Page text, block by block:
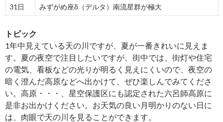
31日 みずがめ座δ（デルタ）南流星群が極大
トピック
1年中見えている天の川ですが、夏が一番きれいに見えま
す。夏の夜空で注目したいですが、街中では、街灯や住宅
の電気、看板などの光りが明るく見えにくいので、夜空の
暗く澄んだ高原などへ出かけて、ぜひ楽しんでみてくださ
い。高原・・・、星空保護区にも認定された六呂師高原に
是非お出かけください。お天気の良い月明かりのない日に
は、肉眼で天の川を見ることができます。